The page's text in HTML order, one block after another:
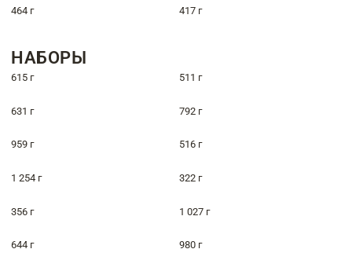
464 г 417 г
НАБОРЫ
615 г 511 г
631 г 792 г
959 г 516 г
1 254 г 322 г
356 г 1 027 г
644 г 980 г